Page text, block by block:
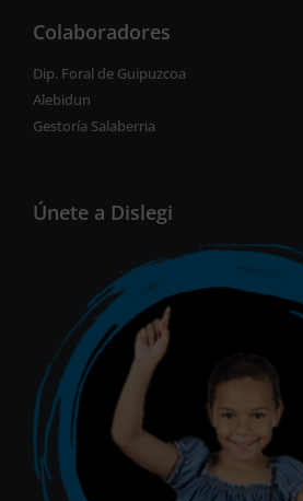
Colaboradores
Dip. Foral de Guipuzcoa
Alebidun
Gestoría Salaberria
Únete a Dislegi